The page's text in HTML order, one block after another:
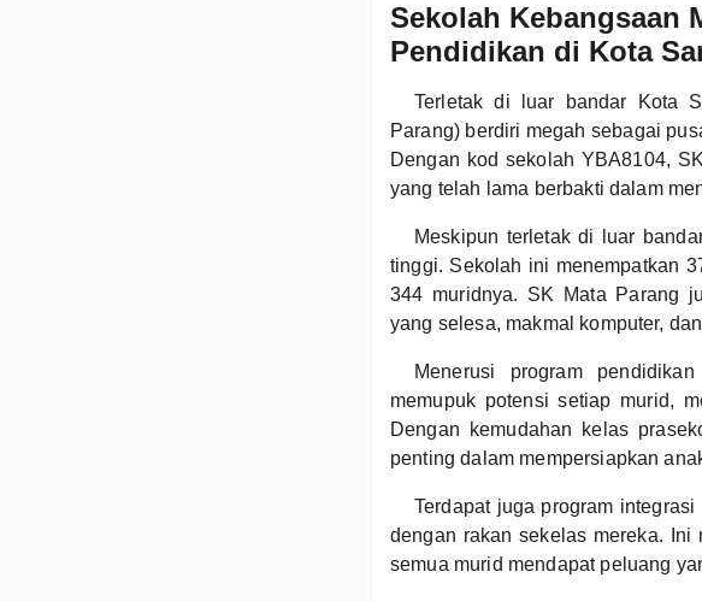
Sekolah Kebangsaan
Pendidikan di Kota
Terletak di luar bandar Kota
Parang) berdiri megah sebagai
Dengan kod sekolah YBA8104,
yang telah lama berbakti dalam
Meskipun terletak di luar
tinggi. Sekolah ini menempatkan
344 muridnya. SK Mata Parang
yang selesa, makmal komputer,
Menerusi program
memupuk potensi setiap murid,
Dengan kemudahan kelas
penting dalam mempersiapkan
Terdapat juga program
dengan rakan sekelas mereka. Ini
semua murid mendapat peluang